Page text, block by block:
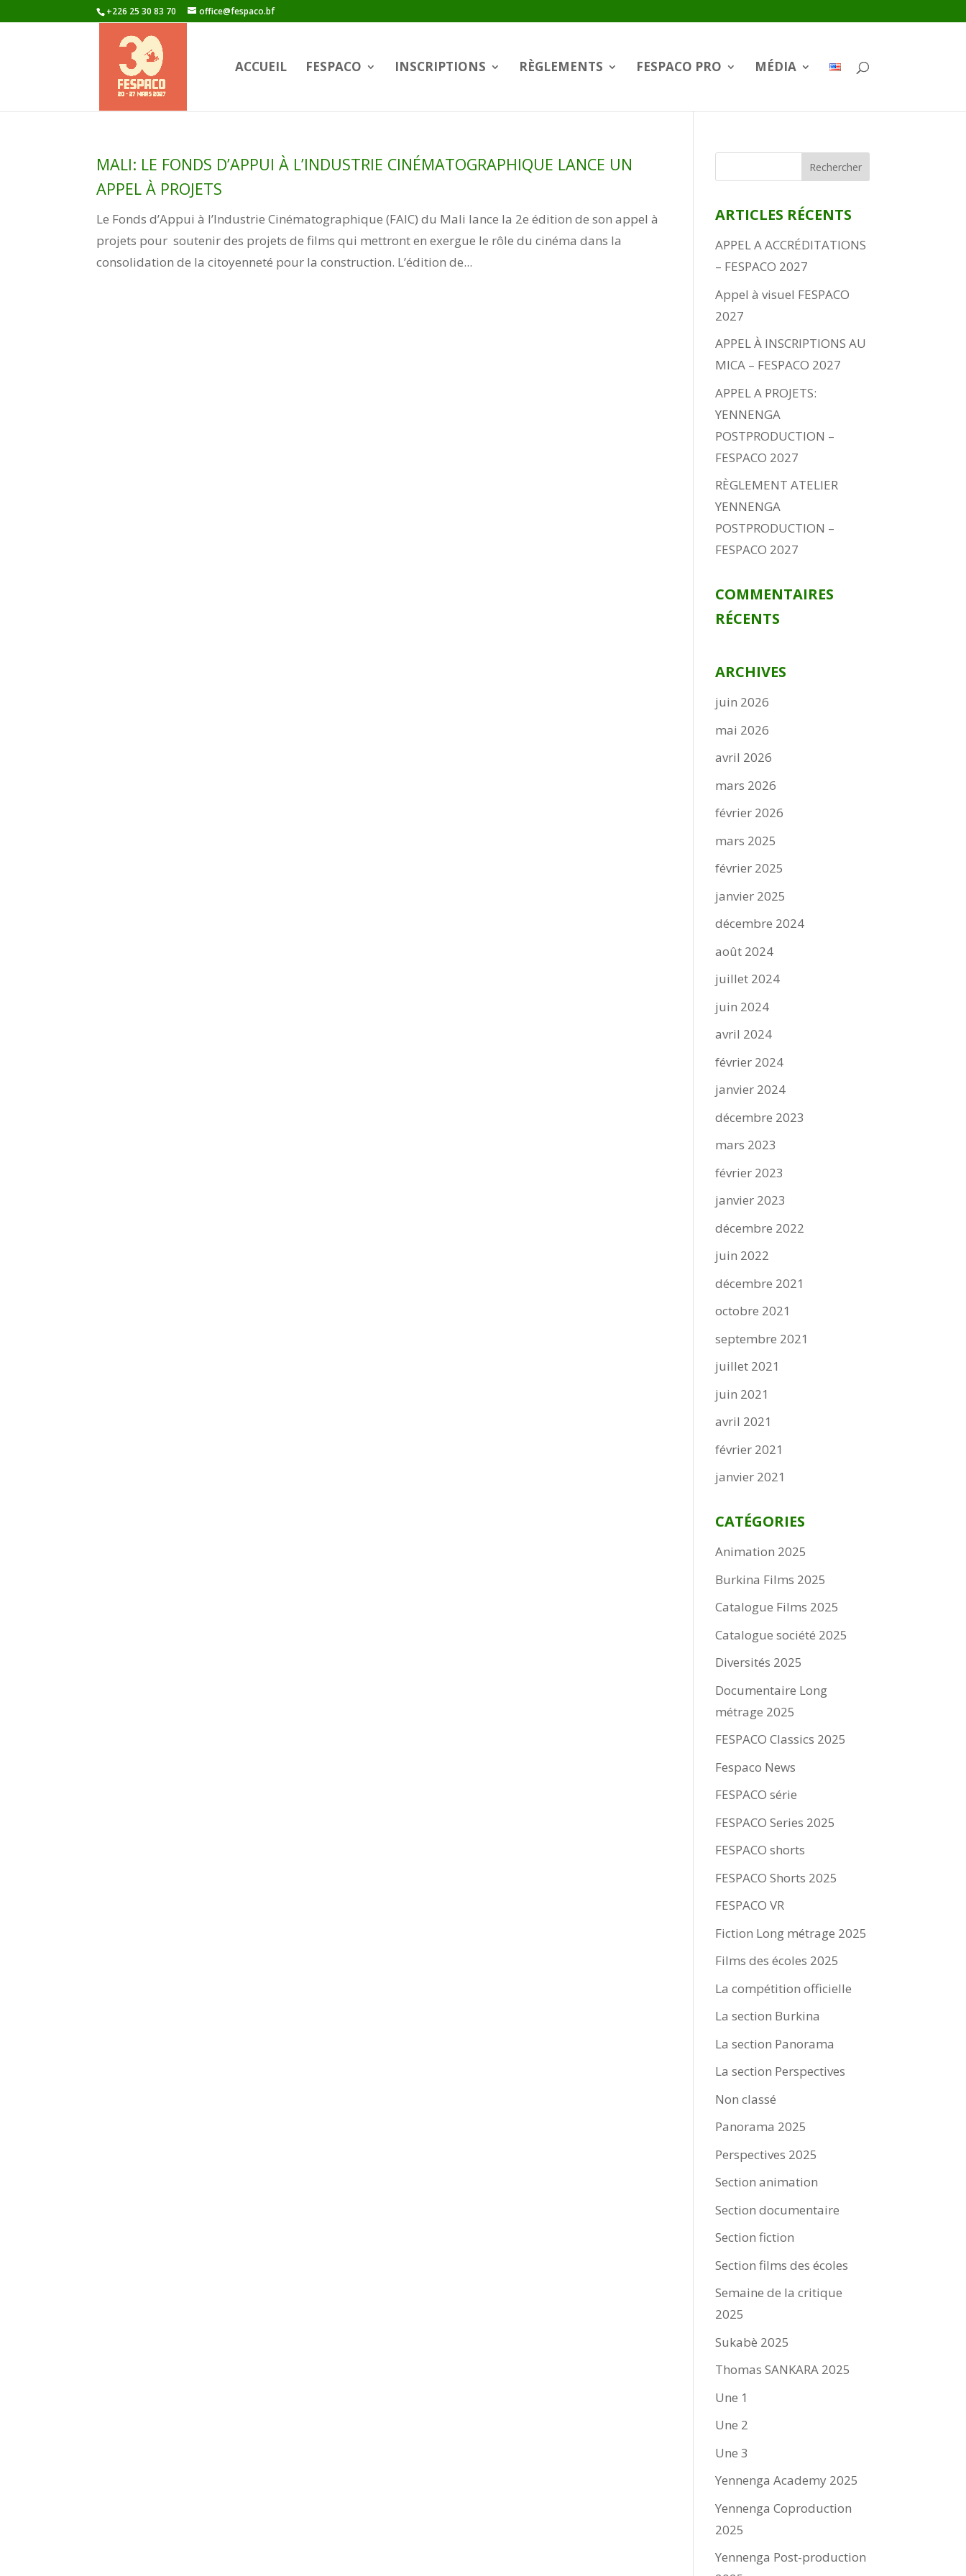
+226 25 30 83 70 office@fespaco.bf
ACCUEIL FESPACO INSCRIPTIONS RÈGLEMENTS FESPACO PRO MÉDIA
MALI: LE FONDS D’APPUI À L’INDUSTRIE CINÉMATOGRAPHIQUE LANCE UN
APPEL À PROJETS
Le Fonds d’Appui à l’Industrie Cinématographique (FAIC) du Mali lance la 2e édition de son appel à
projets pour soutenir des projets de films qui mettront en exergue le rôle du cinéma dans la
consolidation de la citoyenneté pour la construction. L’édition de...
ARTICLES RÉCENTS
APPEL A ACCRÉDITATIONS
– FESPACO 2027
Appel à visuel FESPACO
2027
APPEL À INSCRIPTIONS AU
MICA – FESPACO 2027
APPEL A PROJETS:
YENNENGA
POSTPRODUCTION –
FESPACO 2027
RÈGLEMENT ATELIER
YENNENGA
POSTPRODUCTION –
FESPACO 2027
COMMENTAIRES
RÉCENTS
ARCHIVES
juin 2026
mai 2026
avril 2026
mars 2026
février 2026
mars 2025
février 2025
janvier 2025
décembre 2024
août 2024
juillet 2024
juin 2024
avril 2024
février 2024
janvier 2024
décembre 2023
mars 2023
février 2023
janvier 2023
décembre 2022
juin 2022
décembre 2021
octobre 2021
septembre 2021
juillet 2021
juin 2021
avril 2021
février 2021
janvier 2021
CATÉGORIES
Animation 2025
Burkina Films 2025
Catalogue Films 2025
Catalogue société 2025
Diversités 2025
Documentaire Long
métrage 2025
FESPACO Classics 2025
Fespaco News
FESPACO série
FESPACO Series 2025
FESPACO shorts
FESPACO Shorts 2025
FESPACO VR
Fiction Long métrage 2025
Films des écoles 2025
La compétition officielle
La section Burkina
La section Panorama
La section Perspectives
Non classé
Panorama 2025
Perspectives 2025
Section animation
Section documentaire
Section fiction
Section films des écoles
Semaine de la critique
2025
Sukabè 2025
Thomas SANKARA 2025
Une 1
Une 2
Une 3
Yennenga Academy 2025
Yennenga Coproduction
2025
Yennenga Post-production